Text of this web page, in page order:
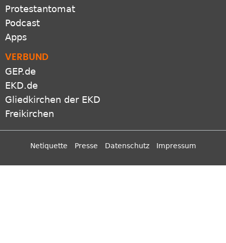
VERBUND
GEP.de
EKD.de
Gliedkirchen der EKD
Freikirchen
Netiquette Presse